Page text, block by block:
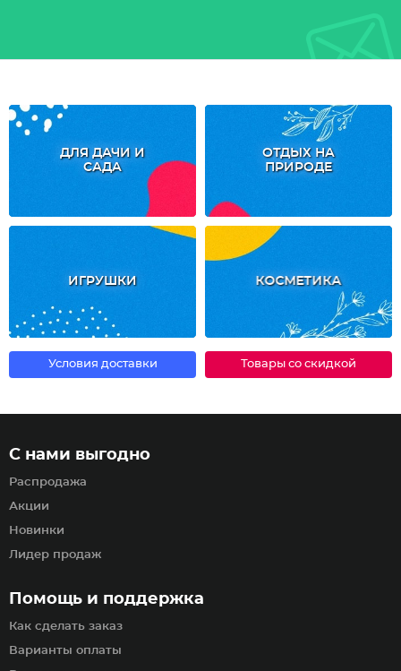
ДЛЯ ДАЧИ И
САДА
ОТДЫХ НА
ПРИРОДЕ
ИГРУШКИ КОСМЕТИКА
Условия доставки Товары со скидкой
Помощь и поддержка
Как сделать заказ
Варианты оплаты
С нами выгодно
Распродажа
Акции
Новинки
Лидер продаж